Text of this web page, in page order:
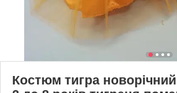
Костюм тигра новорічний